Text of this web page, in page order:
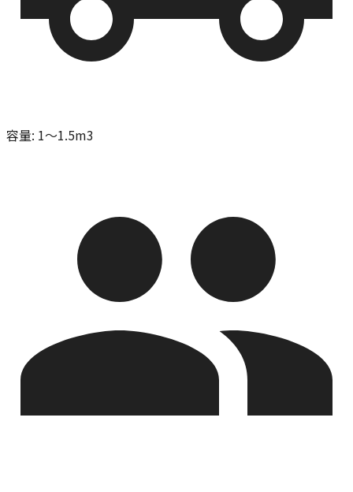
容量: 1～1.5m3